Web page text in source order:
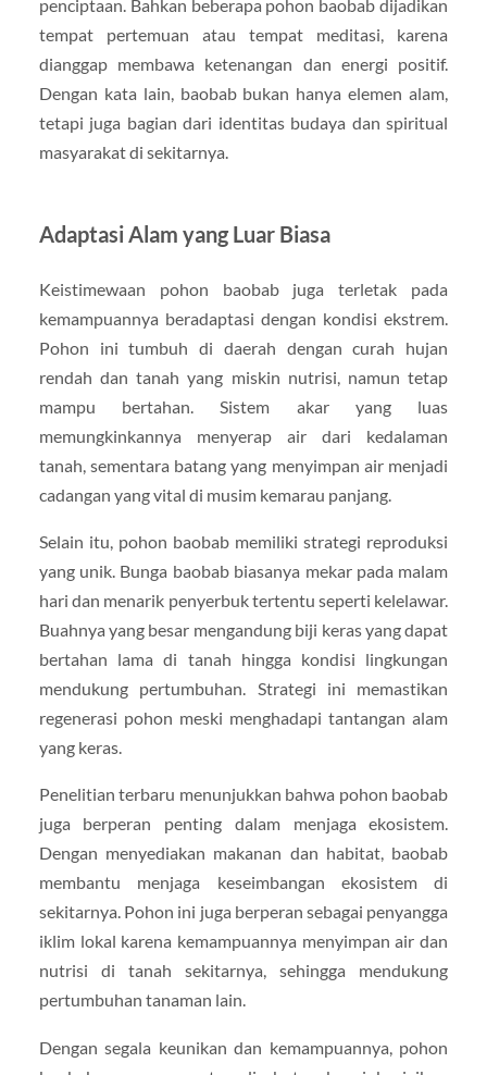
penciptaan. Bahkan beberapa pohon baobab dijadikan
tempat pertemuan atau tempat meditasi, karena
dianggap membawa ketenangan dan energi positif.
Dengan kata lain, baobab bukan hanya elemen alam,
tetapi juga bagian dari identitas budaya dan spiritual
masyarakat di sekitarnya.
Adaptasi Alam yang Luar Biasa
Keistimewaan pohon baobab juga terletak pada
kemampuannya beradaptasi dengan kondisi ekstrem.
Pohon ini tumbuh di daerah dengan curah hujan
rendah dan tanah yang miskin nutrisi, namun tetap
mampu bertahan. Sistem akar yang luas
memungkinkannya menyerap air dari kedalaman
tanah, sementara batang yang menyimpan air menjadi
cadangan yang vital di musim kemarau panjang.
Selain itu, pohon baobab memiliki strategi reproduksi
yang unik. Bunga baobab biasanya mekar pada malam
hari dan menarik penyerbuk tertentu seperti kelelawar.
Buahnya yang besar mengandung biji keras yang dapat
bertahan lama di tanah hingga kondisi lingkungan
mendukung pertumbuhan. Strategi ini memastikan
regenerasi pohon meski menghadapi tantangan alam
yang keras.
Penelitian terbaru menunjukkan bahwa pohon baobab
juga berperan penting dalam menjaga ekosistem.
Dengan menyediakan makanan dan habitat, baobab
membantu menjaga keseimbangan ekosistem di
sekitarnya. Pohon ini juga berperan sebagai penyangga
iklim lokal karena kemampuannya menyimpan air dan
nutrisi di tanah sekitarnya, sehingga mendukung
pertumbuhan tanaman lain.
Dengan segala keunikan dan kemampuannya, pohon